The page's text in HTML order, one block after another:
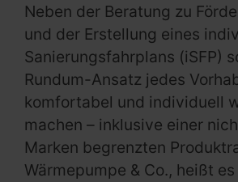
Neben der Beratung zu
und der Erstellung eines
Sanierungsfahrplans (iSFP)
Rundum-Ansatz jedes
komfortabel und individuell
machen – inklusive einer
Marken begrenzten
Wärmepumpe & Co., heißt